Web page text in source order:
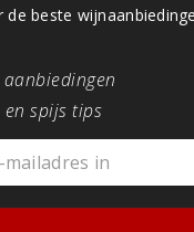
de beste
spijs tips